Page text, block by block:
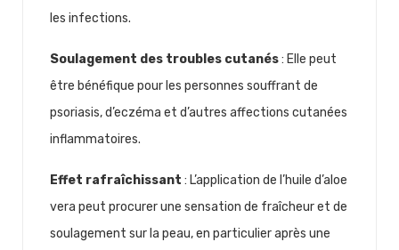
les infections.
Soulagement des troubles cutanés: Elle peut
être bénéfique pour les personnes souffrant de
psoriasis, d’eczéma et d’autres affections cutanées
inflammatoires.
Effet rafraîchissant : L’application de l’huile d’aloe
vera peut procurer une sensation de fraîcheur et de
soulagement sur la peau, en particulier après une